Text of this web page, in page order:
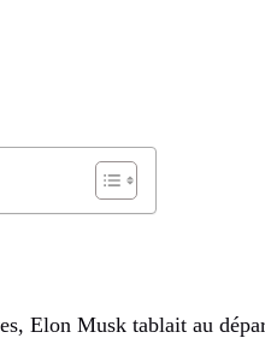
Elon Musk tablait au